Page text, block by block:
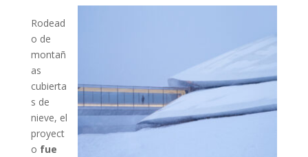
Rodead
o de
montañ
as
cubierta
s de
nieve, el
proyect
o fue